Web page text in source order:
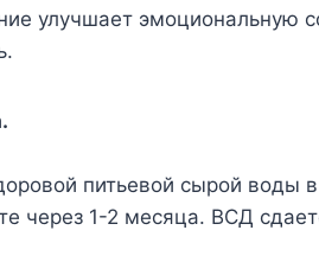
улучшает эмоциональную
питьевой сырой воды
через 1-2 месяца. ВСД